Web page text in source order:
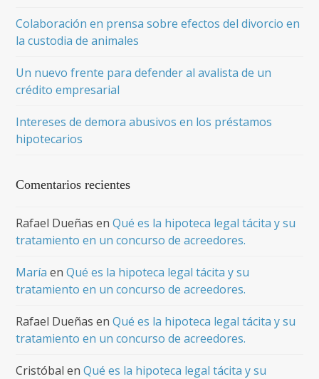
Colaboración en prensa sobre efectos del divorcio en
la custodia de animales
Un nuevo frente para defender al avalista de un
crédito empresarial
Intereses de demora abusivos en los préstamos
hipotecarios
Comentarios recientes
Rafael Dueñas enQué es la hipoteca legal tácita y su
tratamiento en un concurso de acreedores.
María enQué es la hipoteca legal tácita y su
tratamiento en un concurso de acreedores.
Rafael Dueñas enQué es la hipoteca legal tácita y su
tratamiento en un concurso de acreedores.
Cristóbal enQué es la hipoteca legal tácita y su